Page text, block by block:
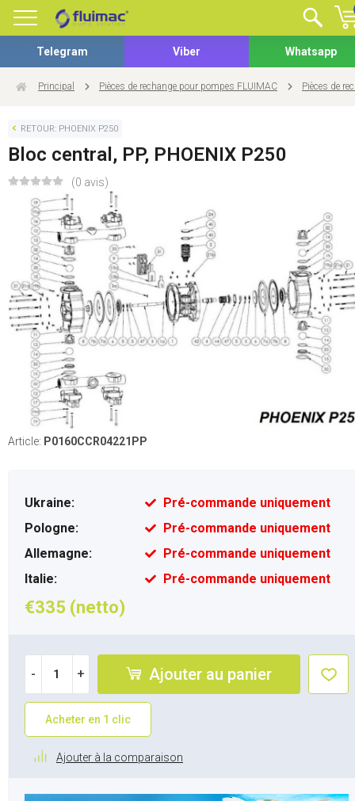
Telegram Viber Whatsapp
Principal Pièces de rechange pour pompes FLUIMAC Pièces de
RETOUR: PHOENIX P250
Bloc central, PP, PHOENIX P250
(0 avis)
Article: P0160CCR04221PP
Ukraine:
Pré-commande uniquement
Pologne:
Pré-commande uniquement
Allemagne:
Pré-commande uniquement
Italie:
Pré-commande uniquement
€335 (netto)
- + Ajouter au panier
Acheter en 1 clic
Ajouter à la comparaison